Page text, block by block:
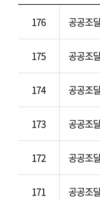
176 공공조
175 공공조
174 공공조
173 공공조
172 공공조
171 공공조